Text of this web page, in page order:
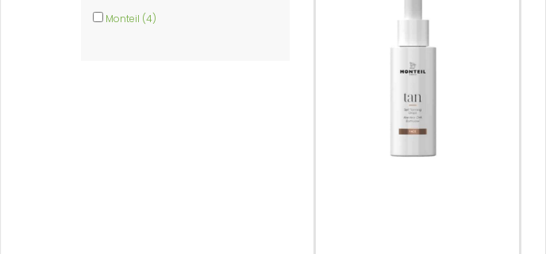
Monteil (4)